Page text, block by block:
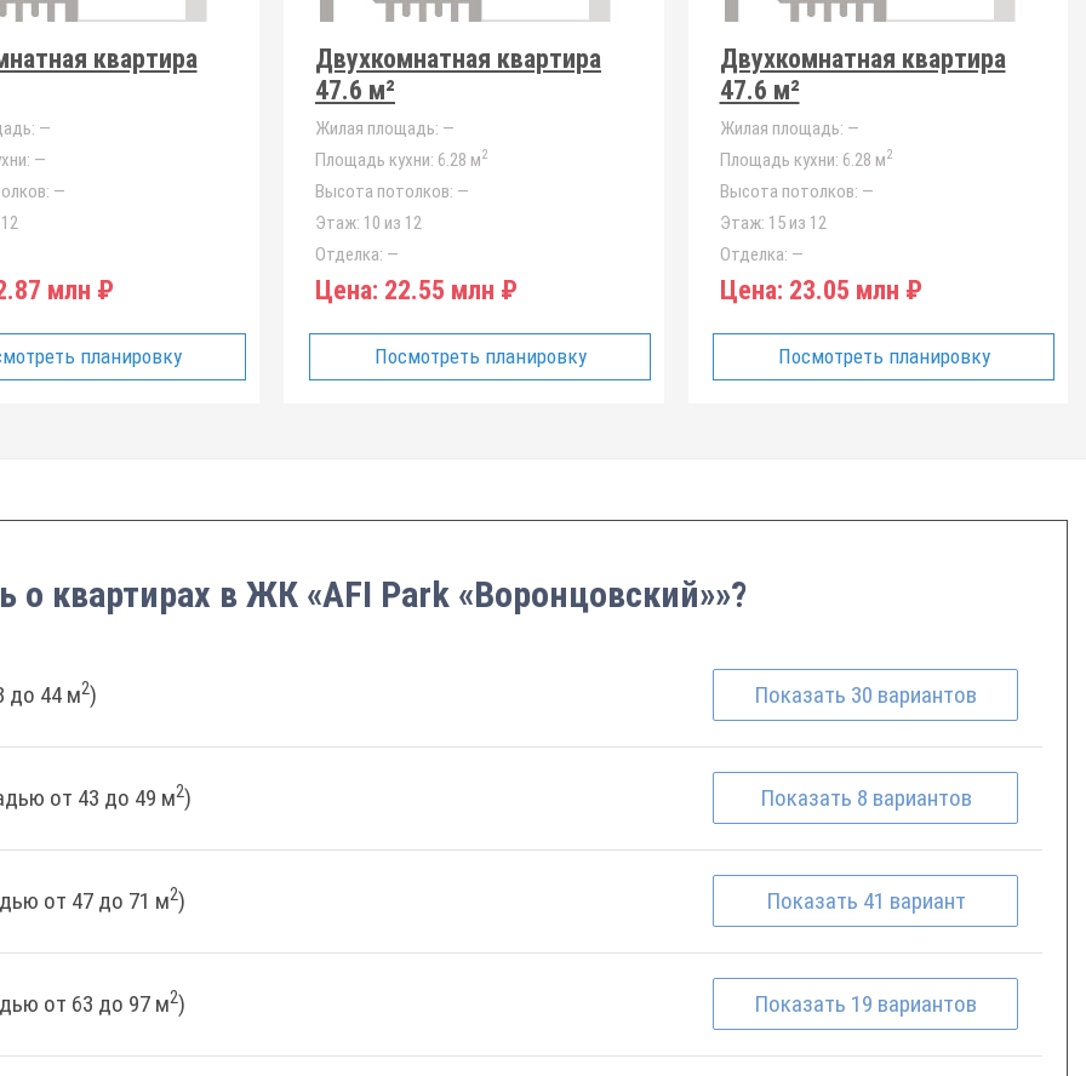
квартира
—
—
—
млн ₽
планировку
Двухкомнатная квартира
47.6 м²
Жилая площадь: —
Площадь кухни: 6.28 м2
Высота потолков: —
Этаж: 10 из 12
Отделка: —
Цена: 22.55 млн ₽
Посмотреть планировку
Двухкомнатная квартира
47.6 м²
Жилая площадь: —
Площадь кухни: 6.28 м2
Высота потолков: —
Этаж: 15 из 12
Отделка: —
Цена: 23.05 млн ₽
Посмотреть планировку
о квартирах в ЖК «AFI Park «Воронцовский»»?
до 44 м2) Показать 30 вариантов
от 43 до 49 м2) Показать 8 вариантов
от 47 до 71 м2) Показать 41 вариант
от 63 до 97 м2) Показать 19 вариантов